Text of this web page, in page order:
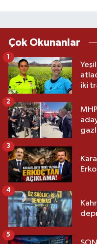
Çok Okunanlar
iki
1
2
3
4
5